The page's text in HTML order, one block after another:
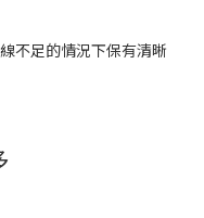
不足的情況下保有清晰